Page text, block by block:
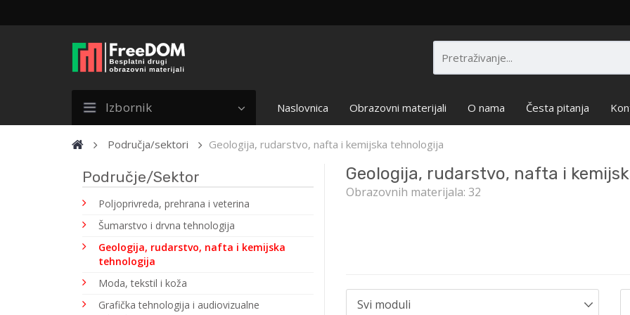
Izbornik Naslovnica Obrazovni materijali O nama Česta pitanja
Područja/sektori Geologija, rudarstvo, nafta i kemijska tehnologija
Područje/Sektor
Poljoprivreda, prehrana i veterina
Šumarstvo i drvna tehnologija
Geologija, rudarstvo, nafta i kemijska
tehnologija
Moda, tekstil i koža
Grafička tehnologija i audiovizualne
Geologija, rudarstvo, nafta i
Obrazovnih materijala: 32